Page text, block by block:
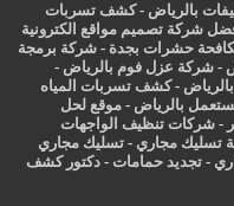
بالرياض -كشف تسربات
شركة تصميم مواقع الكترونية
حشرات بجدة -شركة برمجة
-شركة عزل فوم بالرياض -
-كشف تسربات المياه
بالرياض - موقع لحل
-شركات تنظيف الواجهات
تسليك مجاري -تسليك مجاري
-تجديد حمامات -دكتور كشف